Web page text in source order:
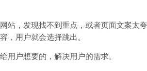
站，发现找不到重点，或者页面文案太
，用户就会选择跳出。
用户想要的，解决用户的需求。